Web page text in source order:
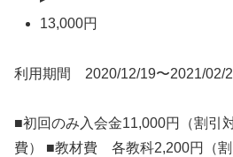
13,000円
利用期間 2020/12/19〜2021/02/
■初回のみ入会金11,000円（割引
費） ■教材費 各教科2,200円（